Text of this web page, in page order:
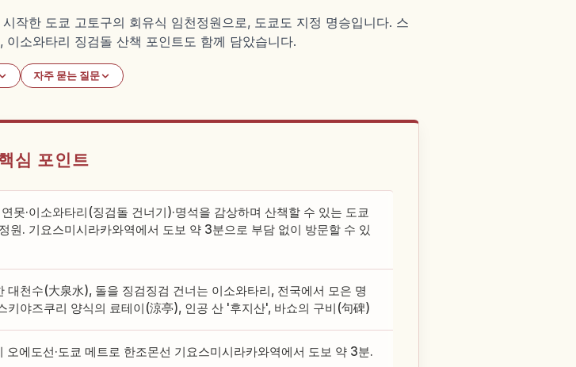
작한 도쿄 고토구의 회유식 임천정원으로, 도쿄도 지정 명승입니다. 스
소와타리 징검돌 산책 포인트도 함께 담았습니다.
자주 묻는 질문
심 포인트
못·이소와타리(징검돌 건너기)·명석을 감상하며 산책할 수 있는 도쿄
원. 기요스미시라카와역에서 도보 약 3분으로 부담 없이 방문할 수 있
대천수(大泉水), 돌을 징검징검 건너는 이소와타리, 전국에서 모은 명
키야즈쿠리 양식의 료테이(涼亭), 인공 산 '후지산', 바쇼의 구비(句碑)
오에도선·도쿄 메트로 한조몬선 기요스미시라카와역에서 도보 약 3분.